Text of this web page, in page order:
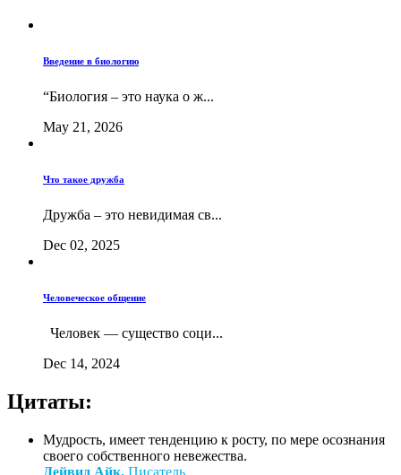
Введение в биологию
“Биология – это наука о ж...
May 21, 2026
Что такое дружба
Дружба – это невидимая св...
Dec 02, 2025
Человеческое общение
Человек — существо соци...
Dec 14, 2024
Цитаты:
Мудрость, имеет тенденцию к росту, по мере осознания
своего собственного невежества.
Дейвид Айк, Писатель